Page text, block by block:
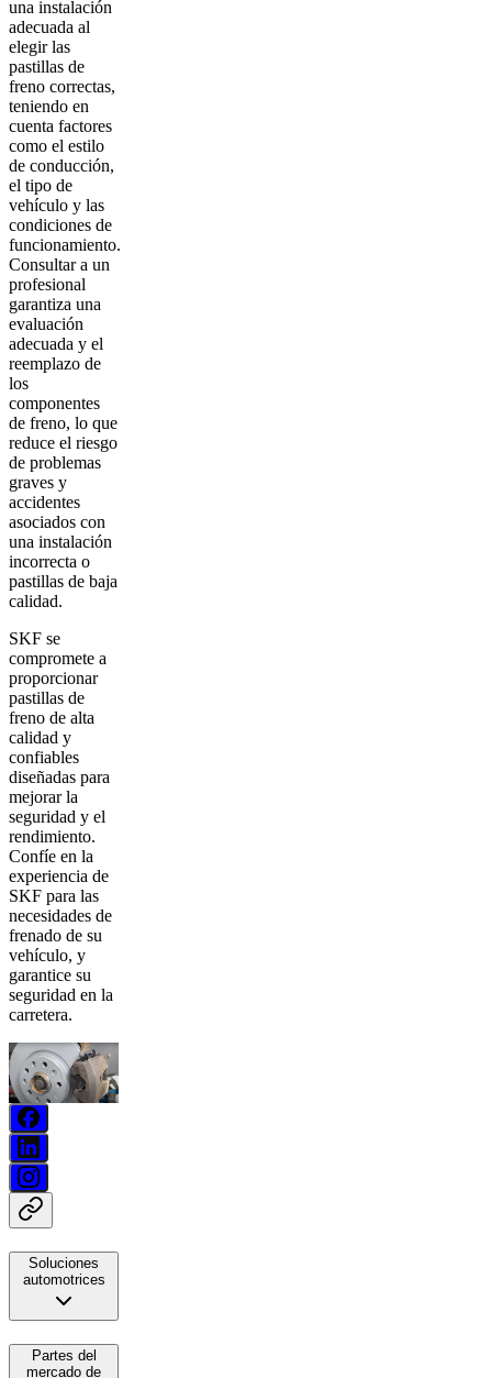
una instalación
adecuada al
elegir las
pastillas de
freno correctas,
teniendo en
cuenta factores
como el estilo
de conducción,
el tipo de
vehículo y las
condiciones de
funcionamiento.
Consultar a un
profesional
garantiza una
evaluación
adecuada y el
reemplazo de
los
componentes
de freno, lo que
reduce el riesgo
de problemas
graves y
accidentes
asociados con
una instalación
incorrecta o
pastillas de baja
calidad.
SKF se
compromete a
proporcionar
pastillas de
freno de alta
calidad y
confiables
diseñadas para
mejorar la
seguridad y el
rendimiento.
Confíe en la
experiencia de
SKF para las
necesidades de
frenado de su
vehículo, y
garantice su
seguridad en la
carretera.
Soluciones
automotrices
Partes del
mercado de